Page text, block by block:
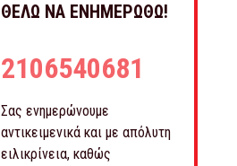
ΘΕΛΩ ΝΑ ΕΝΗΜΕΡΩΘΩ!
2106540681
Σας ενημερώνουμε
αντικειμενικά και με απόλυτη
ειλικρίνεια, καθώς